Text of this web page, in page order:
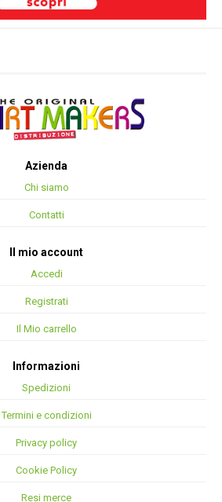
Azienda
Chi siamo
Contatti
Il mio account
Accedi
Registrati
Il Mio carrello
Informazioni
Spedizioni
Termini e condizioni
Privacy policy
Cookie Policy
Resi merce